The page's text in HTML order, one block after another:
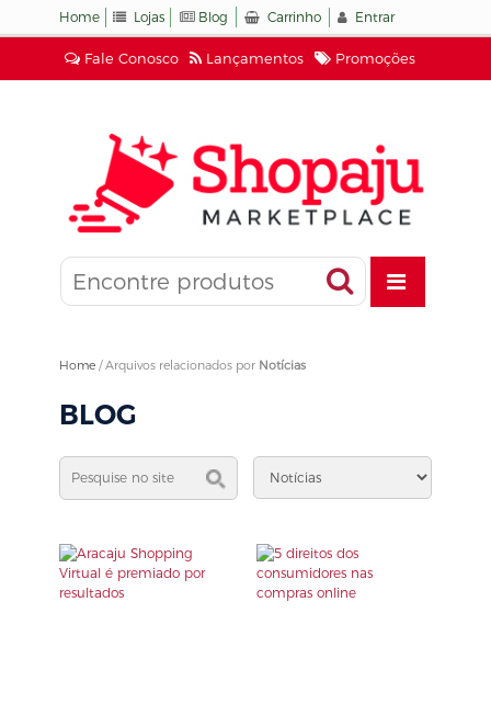
Fale Conosco Lançamentos Promoções
Home Lojas Blog Carrinho Entrar
Home /Arquivos relacionados por Notícias
BLOG